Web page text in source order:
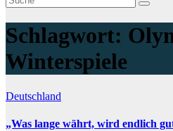
Schlagwort:
Winterspiele
Deutschland
„Was lange währt, wird endlich